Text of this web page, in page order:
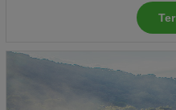
Erweiterte Einstellungen